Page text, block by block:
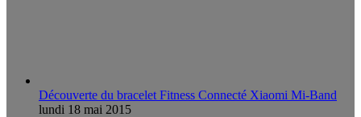
Découverte du bracelet Fitness Connecté Xiaomi Mi-Band
lundi 18 mai 2015